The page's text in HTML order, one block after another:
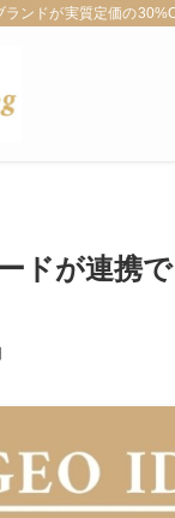
ンドが実質定価の
ドが連携